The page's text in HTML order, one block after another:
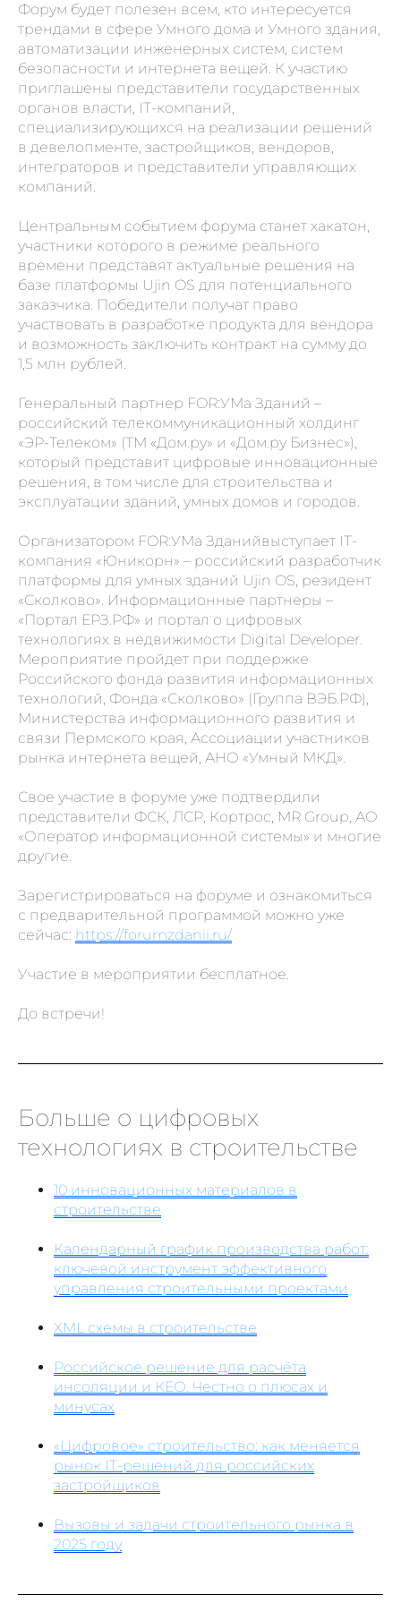
Форум будет полезен всем, кто интересуется
трендами в сфере Умного дома и Умного здания,
автоматизации инженерных систем, систем
безопасности и интернета вещей. К участию
приглашены представители государственных
органов власти, IT-компаний,
специализирующихся на реализации решений
в девелопменте, застройщиков, вендоров,
интеграторов и представители управляющих
компаний.
Центральным событием форума станет хакатон,
участники которого в режиме реального
времени представят актуальные решения на
базе платформы Ujin OS для потенциального
заказчика. Победители получат право
участвовать в разработке продукта для вендора
и возможность заключить контракт на сумму до
1,5 млн рублей.
Генеральный партнер FOR:УМа Зданий –
российский телекоммуникационный холдинг
«ЭР-Телеком» (ТМ «Дом.ру» и «Дом.ру Бизнес»),
который представит цифровые инновационные
решения, в том числе для строительства и
эксплуатации зданий, умных домов и городов.
Организатором FOR:УМа Зданийвыступает IT-
компания «Юникорн» – российский разработчик
платформы для умных зданий Ujin OS, резидент
«Сколково». Информационные партнеры –
«Портал ЕРЗ.РФ» и портал о цифровых
технологиях в недвижимости Digital Developer.
Мероприятие пройдет при поддержке
Российского фонда развития информационных
технологий, Фонда «Сколково» (Группа ВЭБ.РФ),
Министерства информационного развития и
связи Пермского края, Ассоциации участников
рынка интернета вещей, АНО «Умный МКД».
Свое участие в форуме уже подтвердили
представители ФСК, ЛСР, Кортрос, MR Group, АО
«Оператор информационной системы» и многие
другие.
Зарегистрироваться на форуме и ознакомиться
с предварительной программой можно уже
сейчас: https://forumzdanii.ru/
Участие в мероприятии бесплатное.
До встречи!
Больше о цифровых
технологиях в строительстве
10 инновационных материалов в
строительстве
Календарный график производства работ:
ключевой инструмент эффективного
управления строительными проектами
XML схемы в строительстве
Российское решение для расчёта
инсоляции и КЕО. Честно о плюсах и
минусах
«Цифровое» строительство: как меняется
рынок IT-решений для российских
застройщиков
Вызовы и задачи строительного рынка в
2025 году